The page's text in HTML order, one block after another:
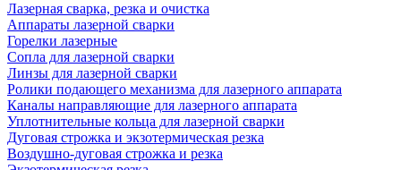
Лазерная сварка, резка и очистка
Аппараты лазерной сварки
Горелки лазерные
Сопла для лазерной сварки
Линзы для лазерной сварки
Ролики подающего механизма для лазерного аппарата
Каналы направляющие для лазерного аппарата
Уплотнительные кольца для лазерной сварки
Дуговая строжка и экзотермическая резка
Воздушно-дуговая строжка и резка